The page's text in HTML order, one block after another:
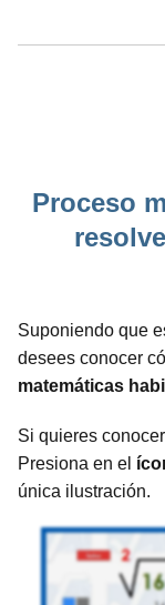
Proceso
Suponiendo que
desees conocer
matemáticas
Si quieres
Presiona en el
única ilustración.